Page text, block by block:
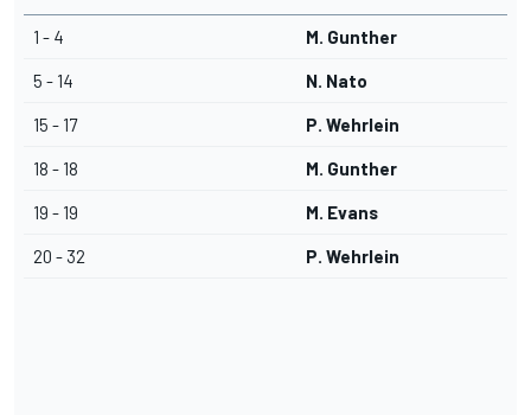
1 - 4 M. Gunther
5 - 14 N. Nato
15 - 17 P. Wehrlein
18 - 18 M. Gunther
19 - 19 M. Evans
20 - 32 P. Wehrlein